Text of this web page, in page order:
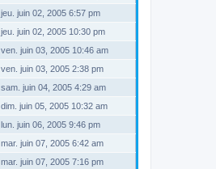
jeu. juin 02, 2005 6:57 pm
jeu. juin 02, 2005 10:30 pm
ven. juin 03, 2005 10:46 am
ven. juin 03, 2005 2:38 pm
sam. juin 04, 2005 4:29 am
dim. juin 05, 2005 10:32 am
lun. juin 06, 2005 9:46 pm
mar. juin 07, 2005 6:42 am
mar. juin 07, 2005 7:16 pm